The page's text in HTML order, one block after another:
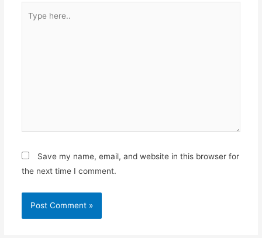
here..
Save my name, email, and website in this browser for
the next time I comment.